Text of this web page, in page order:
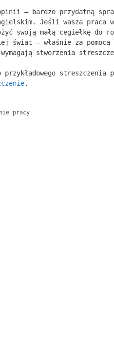
– bardzo przydatną
Jeśli wasza praca
swoją małą cegiełkę do
świat – właśnie za
stworzenia
streszczenia
.
pracy